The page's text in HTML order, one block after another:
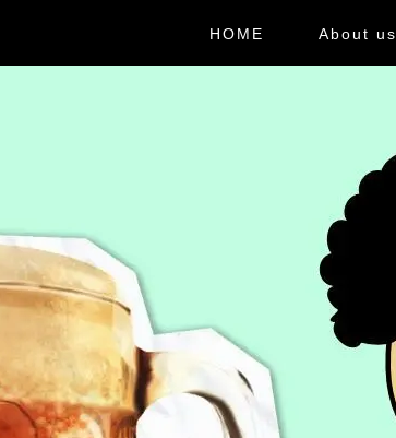
HOME About us